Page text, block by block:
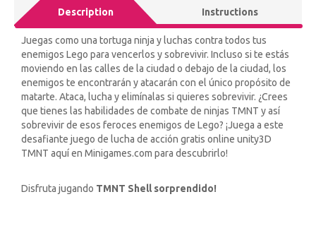
Description Instructions
Juegas como una tortuga ninja y luchas contra todos tus
enemigos Lego para vencerlos y sobrevivir. Incluso si te estás
moviendo en las calles de la ciudad o debajo de la ciudad, los
enemigos te encontrarán y atacarán con el único propósito de
matarte. Ataca, lucha y elimínalas si quieres sobrevivir. ¿Crees
que tienes las habilidades de combate de ninjas TMNT y así
sobrevivir de esos feroces enemigos de Lego? ¡Juega a este
desafiante juego de lucha de acción gratis online unity3D
TMNT aquí en Minigames.com para descubrirlo!
Disfruta jugando TMNT Shell sorprendido!